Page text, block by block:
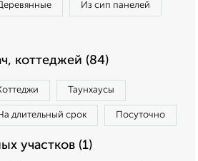
Из сип панелей
коттеджей (84)
Таунхаусы
длительный срок Посуточно
участков (1)